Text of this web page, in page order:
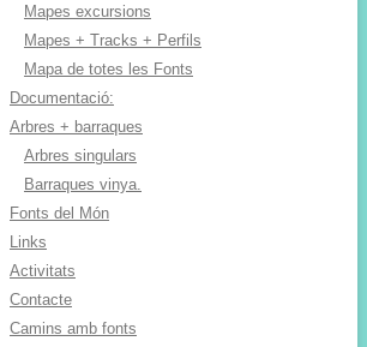
Mapes excursions
Mapes + Tracks + Perfils
Mapa de totes les Fonts
Documentació:
Arbres + barraques
Arbres singulars
Barraques vinya.
Fonts del Món
Links
Activitats
Contacte
Camins amb fonts